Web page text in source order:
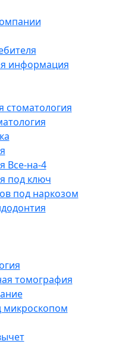
информация
стоматология
Все-на-4
под ключ
под наркозом
томография
микроскопом